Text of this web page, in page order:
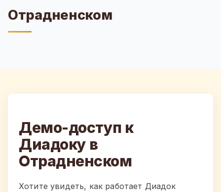
Отрадненском
Демо-доступ к
Диадоку в
Отрадненском
Хотите увидеть, как работает Диадок